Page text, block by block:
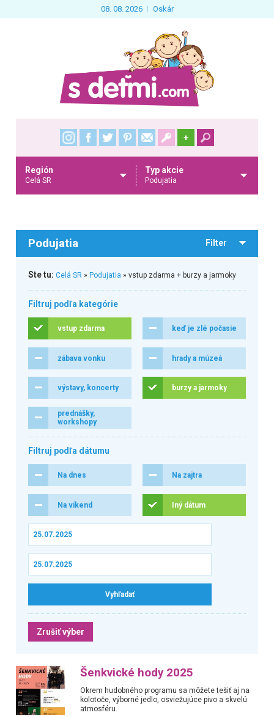
08. 08. 2026 Oskár
+
Región
Celá SR
Typ akcie
Podujatia
Podujatia Filter
Ste tu: Celá SR» Podujatia » vstup zdarma + burzy a jarmoky
Filtruj podľa kategórie
vstup zdarma keď je zlé počasie
zábava vonku hrady a múzeá
výstavy, koncerty burzy a jarmoky
prednášky,
workshopy
Filtruj podľa dátumu
Na dnes Na zajtra
Na víkend Iný dátum
Zrušiť výber
Šenkvické hody 2025
Okrem hudobného programu sa môžete tešiť aj na
kolotoče, výborné jedlo, osviežujúce pivo a skvelú
atmosféru.